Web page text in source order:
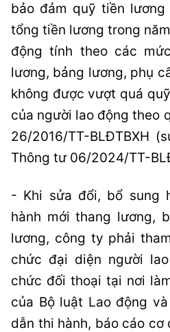
bảo đảm quỹ tiền
tổng tiền lương trong
động tính theo các
lương, bảng lương, phụ
không được vượt quá
của người lao động theo
26/2016/TT-BLĐTBXH
Thông tư 06/2024/TT-
- Khi sửa đổi, bổ sung
hành mới thang lương,
lương, công ty phải
chức đại diện người
chức đối thoại tại nơi
của Bộ luật Lao động
dẫn thi hành, báo cáo cơ